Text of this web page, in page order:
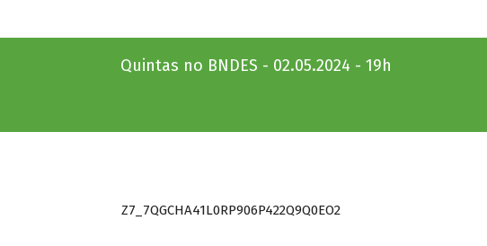
Quintas no BNDES - 02.05.2024 - 19h
Z7_7QGCHA41L0RP906P422Q9Q0EO2